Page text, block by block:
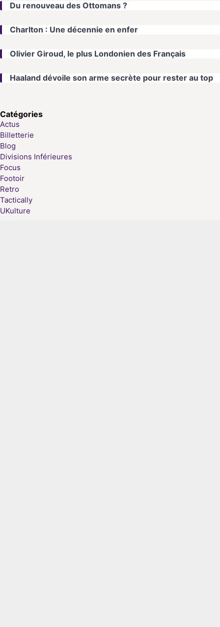
Du renouveau des Ottomans ?
Charlton : Une décennie en enfer
Olivier Giroud, le plus Londonien des Français
Haaland dévoile son arme secrète pour rester au top
Catégories
Actus
Billetterie
Blog
Divisions Inférieures
Focus
Footoir
Retro
Tactically
UKulture